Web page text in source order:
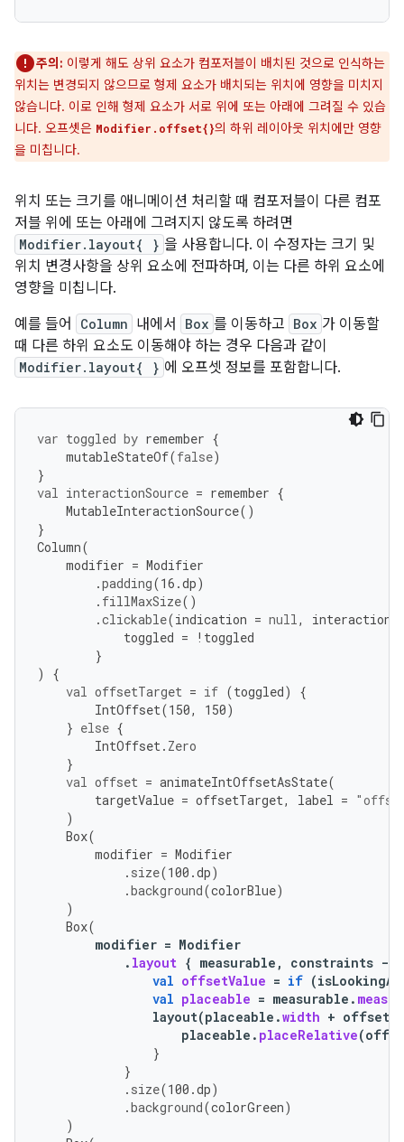
주의: 이렇게 해도 상위 요소가 컴포저블이 배치된 것으로 인식하는
위치는 변경되지 않으므로 형제 요소가 배치되는 위치에 영향을 미치지
않습니다. 이로 인해 형제 요소가 서로 위에 또는 아래에 그려질 수 있습
니다. 오프셋은 Modifier.offset{}의 하위 레이아웃 위치에만 영향
을 미칩니다.
위치 또는 크기를 애니메이션 처리할 때 컴포저블이 다른 컴포
저블 위에 또는 아래에 그려지지 않도록 하려면
Modifier.layout{ } 을 사용합니다. 이 수정자는 크기 및
위치 변경사항을 상위 요소에 전파하며, 이는 다른 하위 요소에
영향을 미칩니다.
예를 들어
Column 내에서 Box 를 이동하고 Box 가 이동할
때 다른 하위 요소도 이동해야 하는 경우 다음과 같이
Modifier.layout{ } 에 오프셋 정보를 포함합니다.
var toggled by remember {
mutableStateOf(false)
}
val interactionSource = remember {
MutableInteractionSource()
}
Column(
modifier = Modifier
.padding(16.dp)
. fillMaxSize()
.clickable(indication = null,
toggled = ! toggled
}
)
{
val offsetTarget = if (toggled)
{
IntOffset(150, 150)
} else {
IntOffset. Zero
}
val offset = animateIntOffsetAsState(
targetValue = offsetTarget, label =
)
Box(
modifier = Modifier
. size(100.dp)
.background(colorBlue)
)
Box(
modifier = Modifier
. layout { measurable , constraints -
val offsetValue = if (
val placeable = measurable .
layout(placeable .width +
placeable . placeRelative(
}
}
. size(100.dp)
.background(colorGreen)
)